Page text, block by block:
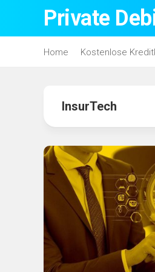
Private
Home Kostenlose
InsurTech